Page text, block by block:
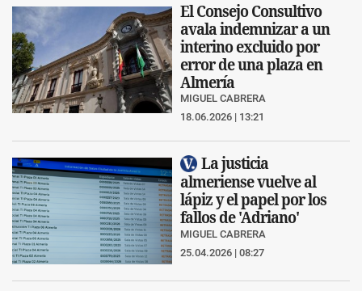
El Consejo Consultivo
avala indemnizar a un
interino excluido por
error de una plaza en
Almería
MIGUEL CABRERA
18.06.2026 | 13:21
La justicia
almeriense vuelve al
lápiz y el papel por los
fallos de 'Adriano'
MIGUEL CABRERA
25.04.2026 | 08:27